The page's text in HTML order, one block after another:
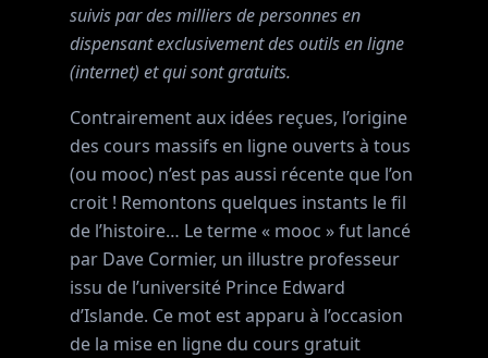
suivis par des milliers de personnes en
dispensant exclusivement des outils en ligne
(internet) et qui sont gratuits.
Contrairement aux idées reçues, l’origine
des cours massifs en ligne ouverts à tous
(ou mooc) n’est pas aussi récente que l’on
croit ! Remontons quelques instants le fil
de l’histoire… Le terme « mooc » fut lancé
par Dave Cormier, un illustre professeur
issu de l’université Prince Edward
d’Islande. Ce mot est apparu à l’occasion
de la mise en ligne du cours gratuit